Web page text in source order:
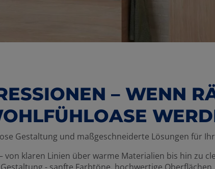
– WENN
Gestaltung und maßgeschneiderte Lösungen für
von klaren Linien über warme Materialien bis hin zu